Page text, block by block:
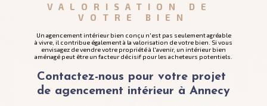
VALORISATION DE
VOTRE BIEN
Un agencement intérieur bien conçu n'est pas seulement agréable
à vivre, il contribue également à la valorisation de votre bien. Si vous
envisagez de vendre votre propriété à l'avenir, un intérieur bien
aménagé peut être un facteur décisif pour les acheteurs potentiels.
Contactez-nous pour votre projet
de agencement intérieur à Annecy